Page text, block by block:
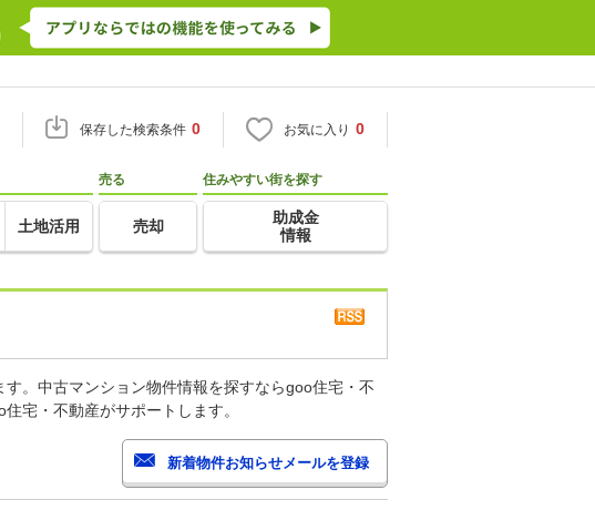
保存した検索条件 0 お気に入り 0
土地活用
売る
売却
住みやすい街を探す
助成金
情報
。中古マンション物件情報を探すならgoo住宅・不
宅・不動産がサポートします。